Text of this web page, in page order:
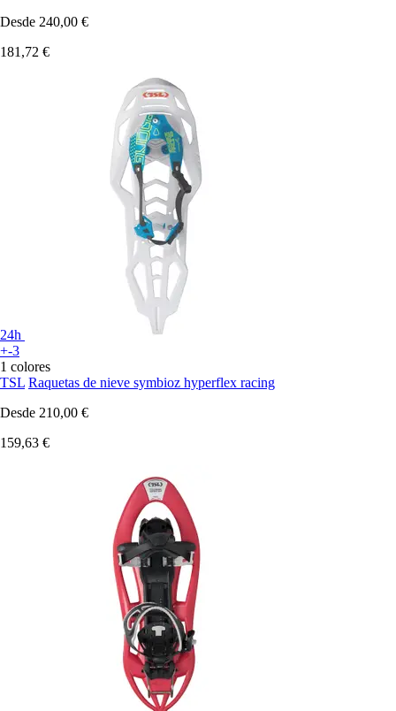
Desde 240,00 €
181,72 €
24h
+-3
1 colores
TSL Raquetas de nieve symbioz hyperflex racing
Desde 210,00 €
159,63 €